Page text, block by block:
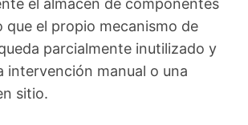
el almacén de componentes
que el propio mecanismo de
parcialmente inutilizado y
intervención manual o una
sitio.